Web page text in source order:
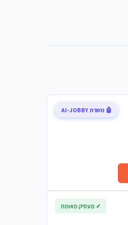
🤖 משרת AI-JOBBY
✓ מעסיק מאומת